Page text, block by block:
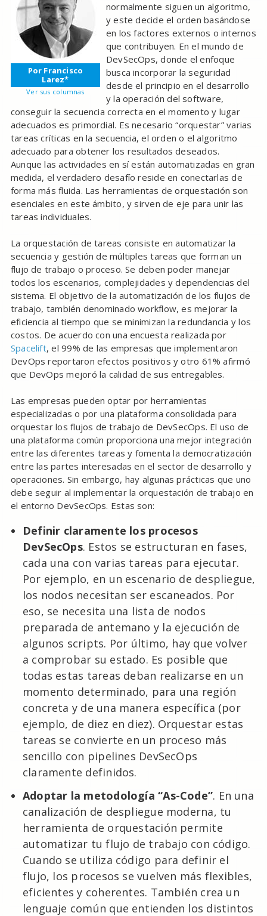
Por Francisco
Larez*
Ver sus columnas
normalmente siguen un algoritmo,
y este decide el orden basándose
en los factores externos o internos
que contribuyen. En el mundo de
DevSecOps, donde el enfoque
busca incorporar la seguridad
desde el principio en el desarrollo
y la operación del software,
conseguir la secuencia correcta en el momento y lugar
adecuados es primordial. Es necesario “orquestar” varias
tareas críticas en la secuencia, el orden o el algoritmo
adecuado para obtener los resultados deseados.
Aunque las actividades en sí están automatizadas en gran
medida, el verdadero desafío reside en conectarlas de
forma más fluida. Las herramientas de orquestación son
esenciales en este ámbito, y sirven de eje para unir las
tareas individuales.
La orquestación de tareas consiste en automatizar la
secuencia y gestión de múltiples tareas que forman un
flujo de trabajo o proceso. Se deben poder manejar
todos los escenarios, complejidades y dependencias del
sistema. El objetivo de la automatización de los flujos de
trabajo, también denominado workflow, es mejorar la
eficiencia al tiempo que se minimizan la redundancia y los
costos. De acuerdo con una encuesta realizada por
Spacelift, el 99% de las empresas que implementaron
DevOps reportaron efectos positivos y otro 61% afirmó
que DevOps mejoró la calidad de sus entregables.
Las empresas pueden optar por herramientas
especializadas o por una plataforma consolidada para
orquestar los flujos de trabajo de DevSecOps. El uso de
una plataforma común proporciona una mejor integración
entre las diferentes tareas y fomenta la democratización
entre las partes interesadas en el sector de desarrollo y
operaciones. Sin embargo, hay algunas prácticas que uno
debe seguir al implementar la orquestación de trabajo en
el entorno DevSecOps. Estas son:
Definir claramente los procesos
DevSecOps. Estos se estructuran en fases,
cada una con varias tareas para ejecutar.
Por ejemplo, en un escenario de despliegue,
los nodos necesitan ser escaneados. Por
eso, se necesita una lista de nodos
preparada de antemano y la ejecución de
algunos scripts. Por último, hay que volver
a comprobar su estado. Es posible que
todas estas tareas deban realizarse en un
momento determinado, para una región
concreta y de una manera específica (por
ejemplo, de diez en diez). Orquestar estas
tareas se convierte en un proceso más
sencillo con pipelines DevSecOps
claramente definidos.
Adoptar la metodología “As-Code”. En una
canalización de despliegue moderna, tu
herramienta de orquestación permite
automatizar tu flujo de trabajo con código.
Cuando se utiliza código para definir el
flujo, los procesos se vuelven más flexibles,
eficientes y coherentes. También crea un
lenguaje común que entienden los distintos